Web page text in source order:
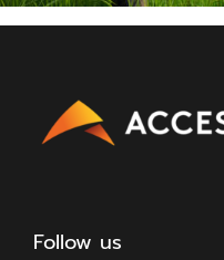
Follow us